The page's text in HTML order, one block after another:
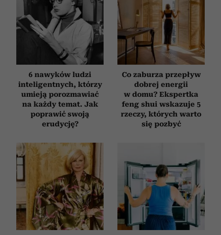
6 nawyków ludzi
inteligentnych, którzy
umieją porozmawiać
na każdy temat. Jak
poprawić swoją
erudycję?
Co zaburza przepływ
dobrej energii
w domu? Ekspertka
feng shui wskazuje 5
rzeczy, których warto
się pozbyć